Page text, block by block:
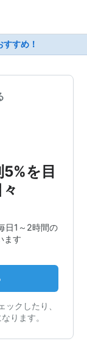
すめ！
を目
日1～2時間の
ます
クしたり、
ります。